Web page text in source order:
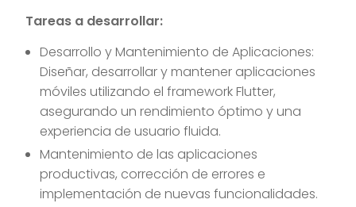
Tareas a desarrollar:
Desarrollo y Mantenimiento de Aplicaciones:
Diseñar, desarrollar y mantener aplicaciones
móviles utilizando el framework Flutter,
asegurando un rendimiento óptimo y una
experiencia de usuario fluida.
Mantenimiento de las aplicaciones
productivas, corrección de errores e
implementación de nuevas funcionalidades.